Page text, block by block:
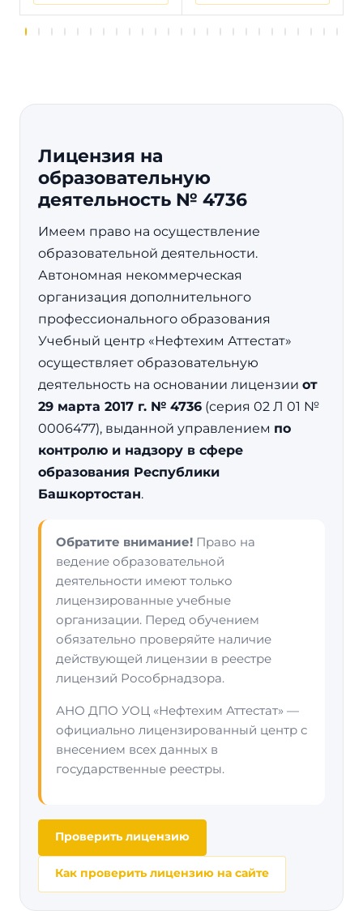
Лицензия на
образовательную
деятельность № 4736
Имеем право на осуществление
образовательной деятельности.
Автономная некоммерческая
организация дополнительного
профессионального образования
Учебный центр «Нефтехим Аттестат»
осуществляет образовательную
деятельность на основании лицензии от
29 марта 2017 г. № 4736 (серия 02 Л 01 №
0006477), выданной управлением по
контролю и надзору в сфере
образования Республики
Башкортостан.
Обратите внимание! Право на
ведение образовательной
деятельности имеют только
лицензированные учебные
организации. Перед обучением
обязательно проверяйте наличие
действующей лицензии в реестре
лицензий Рособрнадзора.
АНО ДПО УОЦ «Нефтехим Аттестат» —
официально лицензированный центр с
внесением всех данных в
государственные реестры.
Проверить лицензию
Как проверить лицензию на сайте